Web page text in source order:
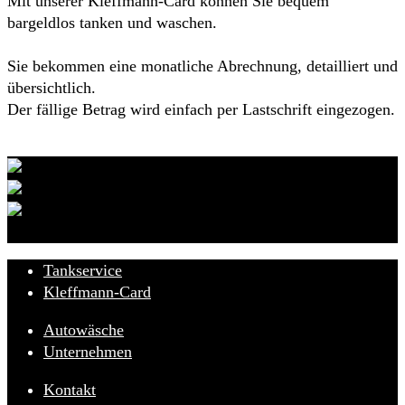
bargeldlos tanken und waschen.
Sie bekommen eine monatliche Abrechnung, detailliert und
übersichtlich.
Der fällige Betrag wird einfach per Lastschrift eingezogen.
Tankservice
Kleffmann-Card
Autowäsche
Unternehmen
Kontakt